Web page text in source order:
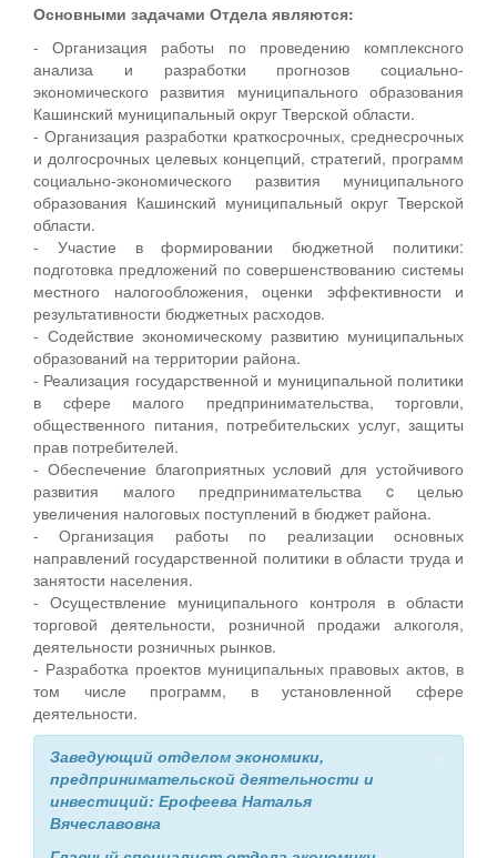
Основными задачами Отдела являются:
- Организация работы по проведению комплексного
анализа и разработки прогнозов социально-
экономического развития муниципального образования
Кашинский муниципальный округ Тверской области.
- Организация разработки краткосрочных, среднесрочных
и долгосрочных целевых концепций, стратегий, программ
социально-экономического развития муниципального
образования Кашинский муниципальный округ Тверской
области.
- Участие в формировании бюджетной политики:
подготовка предложений по совершенствованию системы
местного налогообложения, оценки эффективности и
результативности бюджетных расходов.
- Содействие экономическому развитию муниципальных
образований на территории района.
- Реализация государственной и муниципальной политики
в сфере малого предпринимательства, торговли,
общественного питания, потребительских услуг, защиты
прав потребителей.
- Обеспечение благоприятных условий для устойчивого
развития малого предпринимательства c целью
увеличения налоговых поступлений в бюджет района.
- Организация работы по реализации основных
направлений государственной политики в области труда и
занятости населения.
- Осуществление муниципального контроля в области
торговой деятельности, розничной продажи алкоголя,
деятельности розничных рынков.
- Разработка проектов муниципальных правовых актов, в
том числе программ, в установленной сфере
деятельности.
Заведующий отделом экономики,
предпринимательской деятельности и
инвестиций: Ерофеева Наталья
Вячеславовна